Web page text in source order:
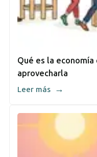
Qué es la
aprovecharla
Leer más →